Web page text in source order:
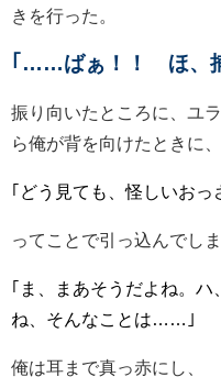
きを行った。
｢……ばぁ！！ ほ、
振り向いたところに、ユ
ら俺が背を向けたときに、
｢どう見ても、怪しいおっ
ってことで引っ込んでし
｢ま、まあそうだよね。
ね、そんなことは……｣
俺は耳まで真っ赤にし、